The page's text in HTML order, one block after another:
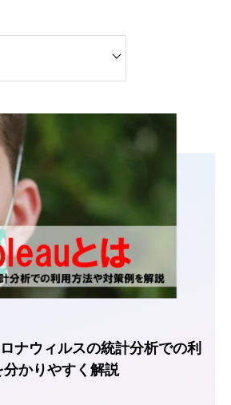
ナウィルスの統計分析での利
かりやすく解説